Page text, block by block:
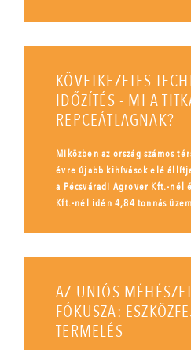
KÖVETKEZETES
IDŐZÍTÉS - MI A
REPCEÁTLAGNAK?
Miközben az ország számos
évre újabb kihívások elé
a Pécsváradi Agrover Kft.-nél
Kft.-nél idén 4,84 tonnás
AZ UNIÓS
FÓKUSZA:
TERMELÉS